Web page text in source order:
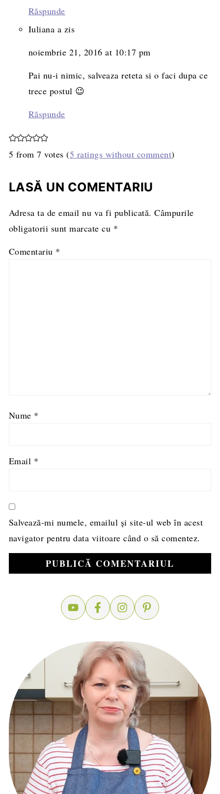
Răspunde
Iuliana a zis
noiembrie 21, 2016 at 10:17 pm
Pai nu-i nimic, salveaza reteta si o faci dupa ce
trece postul 😉
Răspunde
5 from 7 votes (5 ratings without comment)
LASĂ UN COMENTARIU
Adresa ta de email nu va fi publicată. Câmpurile
obligatorii sunt marcate cu *
Comentariu *
Nume *
Email *
Salvează-mi numele, emailul și site-ul web în acest
navigator pentru data viitoare când o să comentez.